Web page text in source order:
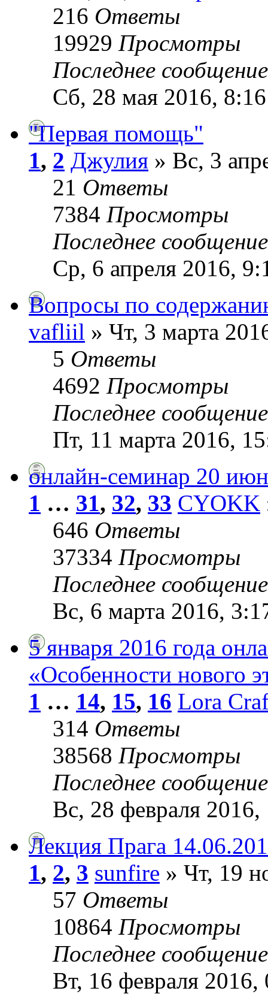
216 Ответы
19929 Просмотры
Последнее
Сб, 28 мая 2016, 8:16
"Первая помощь"
1, 2 Джулия » Вс, 3
21 Ответы
7384 Просмотры
Последнее
Ср, 6 апреля 2016,
Вопросы по
vafliil » Чт, 3 марта
5 Ответы
4692 Просмотры
Последнее
Пт, 11 марта 2016,
онлайн-семинар 20
1 … 31, 32, 33 CYOKK
646 Ответы
37334 Просмотры
Последнее
Вс, 6 марта 2016,
5 января 2016 года
«Особенности нового
1 … 14, 15, 16 Lora
314 Ответы
38568 Просмотры
Последнее
Вс, 28 февраля 2016,
Лекция Прага
1, 2, 3 sunfire » Чт, 19
57 Ответы
10864 Просмотры
Последнее
Вт, 16 февраля 2016,